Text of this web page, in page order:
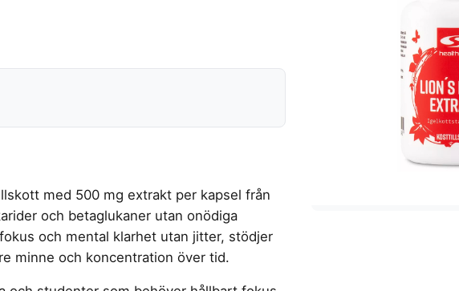
med 500 mg extrakt per kapsel från
och betaglukaner utan onödiga
och mental klarhet utan jitter, stödjer
minne och koncentration över tid.